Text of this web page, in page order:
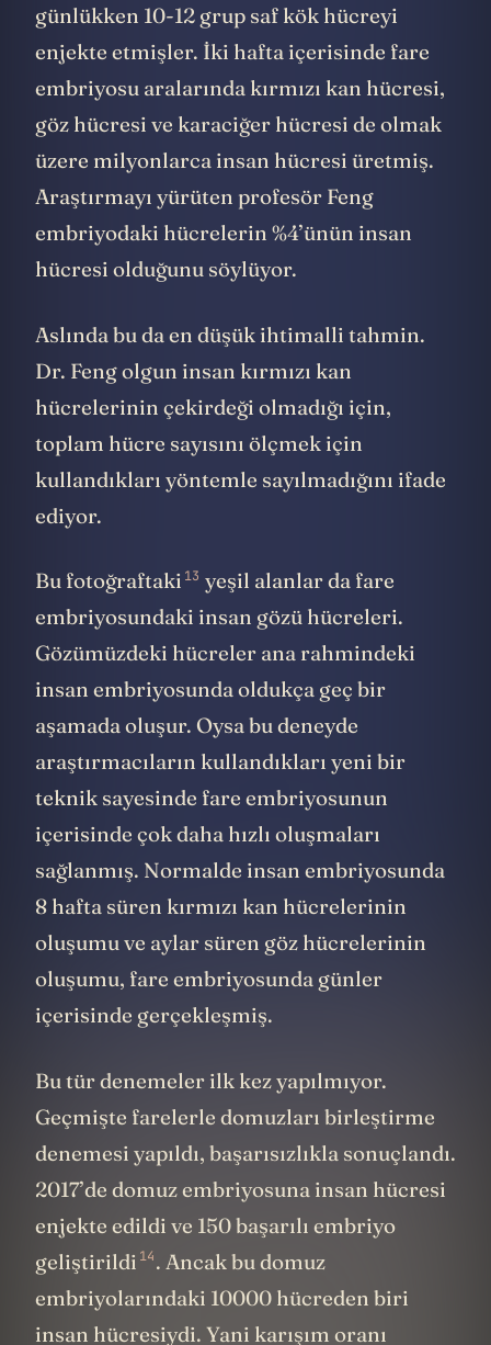
günlükken 10-12 grup saf kök hücreyi
enjekte etmişler. İki hafta içerisinde fare
embriyosu aralarında kırmızı kan hücresi,
göz hücresi ve karaciğer hücresi de olmak
üzere milyonlarca insan hücresi üretmiş.
Araştırmayı yürüten profesör Feng
embriyodaki hücrelerin %4’ünün insan
hücresi olduğunu söylüyor.
Aslında bu da en düşük ihtimalli tahmin.
Dr. Feng olgun insan kırmızı kan
hücrelerinin çekirdeği olmadığı için,
toplam hücre sayısını ölçmek için
kullandıkları yöntemle sayılmadığını ifade
ediyor.
Bu fotoğraftaki 13 yeşil alanlar da fare
embriyosundaki insan gözü hücreleri.
Gözümüzdeki hücreler ana rahmindeki
insan embriyosunda oldukça geç bir
aşamada oluşur. Oysa bu deneyde
araştırmacıların kullandıkları yeni bir
teknik sayesinde fare embriyosunun
içerisinde çok daha hızlı oluşmaları
sağlanmış. Normalde insan embriyosunda
8 hafta süren kırmızı kan hücrelerinin
oluşumu ve aylar süren göz hücrelerinin
oluşumu, fare embriyosunda günler
içerisinde gerçekleşmiş.
Bu tür denemeler ilk kez yapılmıyor.
Geçmişte farelerle domuzları birleştirme
denemesi yapıldı, başarısızlıkla sonuçlandı.
2017’de domuz embriyosuna insan hücresi
enjekte edildi ve 150 başarılı embriyo
geliştirildi 14. Ancak bu domuz
embriyolarındaki 10000 hücreden biri
insan hücresiydi. Yani karışım oranı